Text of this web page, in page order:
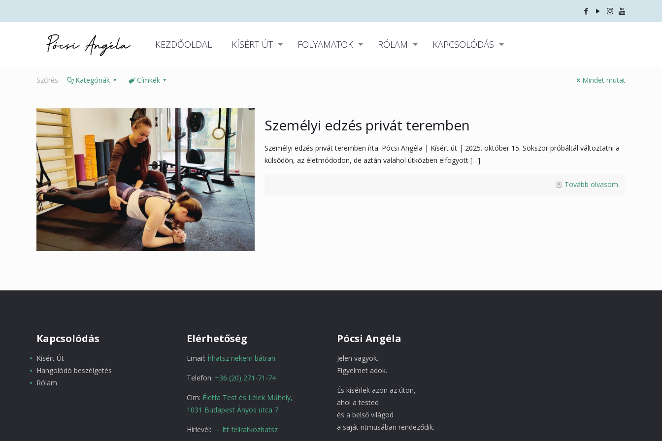
KEZDŐOLDAL KÍSÉRT ÚT FOLYAMATOK RÓLAM KAPCSOLÓDÁS
Szűrés Kategóriák Címkék Mindet mutat
Személyi edzés privát teremben
Személyi edzés privát teremben írta: Pócsi Angéla | Kísért út | 2025. október 15. Sokszor próbáltál változtatni a
külsődön, az életmódodon, de aztán valahol útközben elfogyott[…]
Tovább olvasom
Kapcsolódás
Kísért Út
Hangolódó beszélgetés
Rólam
Elérhetőség
Email: Írhatsz nekem bátran
Telefon: +36 (20) 271-71-74
Cím: Életfa Test és Lélek Műhely,
1031 Budapest Ányos utca 7
Hírlevél: → Itt feliratkozhatsz
Pócsi Angéla
Jelen vagyok.
Figyelmet adok.
És kísérlek azon az úton,
ahol a tested
és a belső világod
a saját ritmusában rendeződik.